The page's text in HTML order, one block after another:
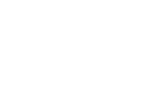
gozdovih,